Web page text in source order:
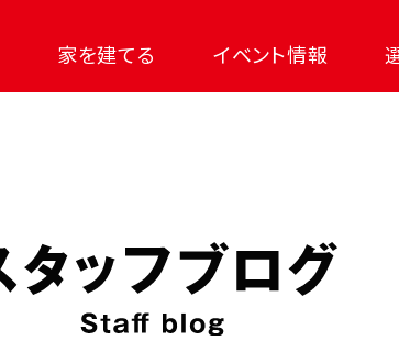
家を建てる イベント情報